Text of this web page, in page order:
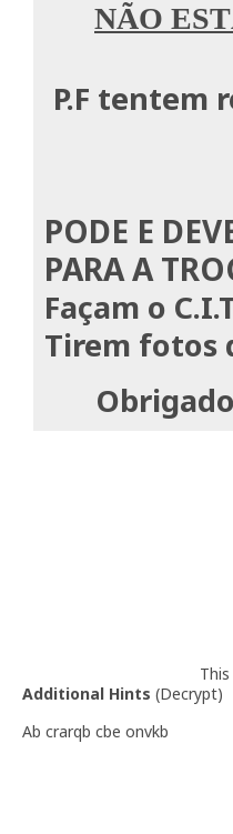
NÃO
P.F tentem
PODE E
PARA A
Façam o
Tirem fotos
Additional Hints (Decrypt)
Ab crarqb cbe onvkb